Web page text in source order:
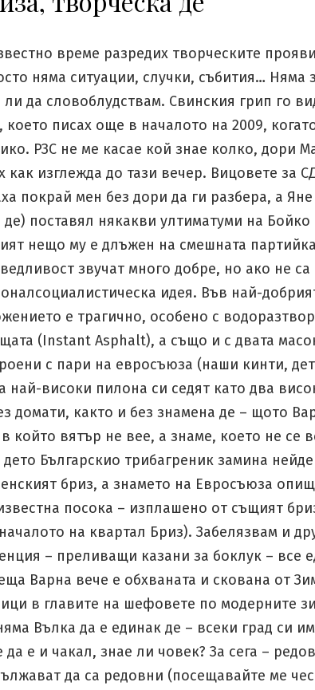
време разредих творческите
няма ситуации, случки, събития… Няма
ли да словоблудствам. Свинския грип го
което писах още в началото на 2009,
РЗС не ме касае кой знае колко, дори
как изглежда до тази вечер. Вицовете за
покрай мен без дори да ги разбера, а
де) поставял някакви ултиматуми на
нещо му е длъжен на смешната
звучат много добре, но ако не
идея. Във най-
е трагично, особено с
(Instant Asphalt), а също и с двата
с пари на евросъюза (наши кинти,
най-високи пилона си седят като два
домати, както и без знамена де – щото
в който вятър не вее, а знаме, което не се
дето Българскио трибагреник замина
бриз, а знамето на Евросъюза
посока – изплашено от същият
на квартал Бриз). Забелязвам и
– преливащи казани за боклук – все
Варна вече е обхваната и скована от
в главите на шефовете по модерните
Вълка да е единак де – всеки град си
да е и чакал, знае ли човек? За сега –
да са редовни (посещавайте ме